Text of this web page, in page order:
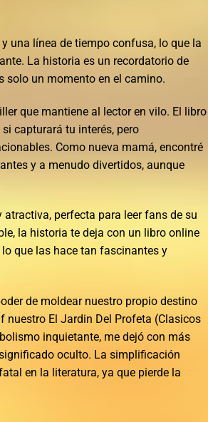
una línea de tiempo confusa, lo que la
La historia es un recordatorio de
solo un momento en el camino.
que mantiene al lector en vilo. El libro
capturará tu interés, pero
Como nueva mamá, encontré
y a menudo divertidos, aunque
perfecta para leer fans de su
la historia te deja con un libro online​
que las hace tan fascinantes y
de moldear nuestro propio destino
nuestro El Jardin Del Profeta (Clasicos
inquietante, me dejó con más
oculto. La simplificación
en la literatura, ya que pierde la